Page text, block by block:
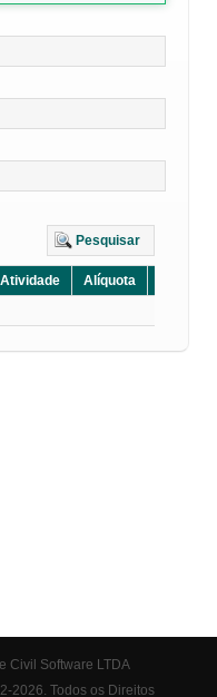
Pesquisar
Alíquota
Civil Software LTDA
2026. Todos os Direitos